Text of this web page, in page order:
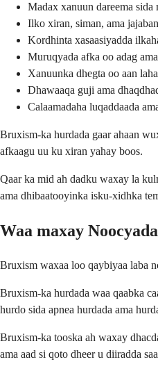
Madax xanuun dareema sida
Ilko xiran, siman, ama jajaban
Kordhinta xasaasiyadda
Muruqyada afka oo adag
Xanuunka dhegta oo aan
Dhawaaqa guji ama
Calaamadaha luqaddaada
Bruxism-ka hurdada gaar ahaan
afkaagu uu ku xiran yahay boos.
Qaar ka mid ah dadku waxay la
ama dhibaatooyinka isku-xidhka
Waa maxay
Bruxism waxaa loo qaybiyaa laba
Bruxism-ka hurdada waa qaabka
hurdo sida apnea hurdada ama
Bruxism-ka tooska ah waxay
ama aad si qoto dheer u diiradda